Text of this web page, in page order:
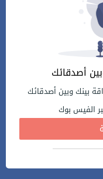
أصدقائك
بينك وبين أصدقائك
الفيس بوك